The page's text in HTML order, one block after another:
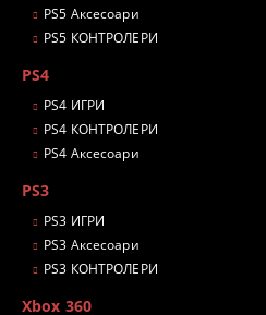
PS5 Аксесоари
PS5 КОНТРОЛЕРИ
PS4
PS4 ИГРИ
PS4 КОНТРОЛЕРИ
PS4 Аксесоари
PS3
PS3 ИГРИ
PS3 Аксесоари
PS3 КОНТРОЛЕРИ
Xbox 360